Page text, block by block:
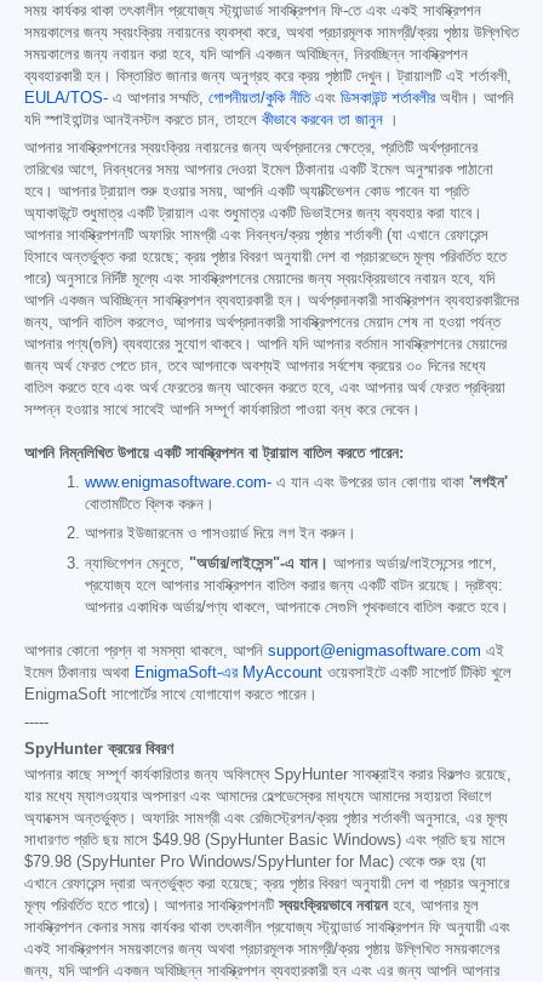
সময় কার্যকর থাকা তৎকালীন প্রযোজ্য স্ট্যান্ডার্ড সাবস্ক্রিপশন ফি-তে এবং একই সাবস্ক্রিপশন
সময়কালের জন্য স্বয়ংক্রিয় নবায়নের ব্যবস্থা করে, অথবা প্রচারমূলক সামগ্রী/ক্রয় পৃষ্ঠায় উল্লিখিত
সময়কালের জন্য নবায়ন করা হবে, যদি আপনি একজন অবিচ্ছিন্ন, নিরবচ্ছিন্ন সাবস্ক্রিপশন
ব্যবহারকারী হন। বিস্তারিত জানার জন্য অনুগ্রহ করে ক্রয় পৃষ্ঠাটি দেখুন। ট্রায়ালটি এই শর্তাবলী,
EULA/TOS- এ আপনার সম্মতি, গোপনীয়তা/কুকি নীতিএবং ডিসকাউন্ট শর্তাবলীর অধীন। আপনি
যদি স্পাইহান্টার আনইনস্টল করতে চান, তাহলে কীভাবে করবেন তা জানুন ।
আপনার সাবস্ক্রিপশনের স্বয়ংক্রিয় নবায়নের জন্য অর্থপ্রদানের ক্ষেত্রে, প্রতিটি অর্থপ্রদানের
তারিখের আগে, নিবন্ধনের সময় আপনার দেওয়া ইমেল ঠিকানায় একটি ইমেল অনুস্মারক পাঠানো
হবে। আপনার ট্রায়াল শুরু হওয়ার সময়, আপনি একটি অ্যাক্টিভেশন কোড পাবেন যা প্রতি
অ্যাকাউন্টে শুধুমাত্র একটি ট্রায়াল এবং শুধুমাত্র একটি ডিভাইসের জন্য ব্যবহার করা যাবে।
আপনার সাবস্ক্রিপশনটি অফারিং সামগ্রী এবং নিবন্ধন/ক্রয় পৃষ্ঠার শর্তাবলী (যা এখানে রেফারেন্স
হিসাবে অন্তর্ভুক্ত করা হয়েছে; ক্রয় পৃষ্ঠার বিবরণ অনুযায়ী দেশ বা প্রচারভেদে মূল্য পরিবর্তিত হতে
পারে) অনুসারে নির্দিষ্ট মূল্যে এবং সাবস্ক্রিপশনের মেয়াদের জন্য স্বয়ংক্রিয়ভাবে নবায়ন হবে, যদি
আপনি একজন অবিচ্ছিন্ন সাবস্ক্রিপশন ব্যবহারকারী হন। অর্থপ্রদানকারী সাবস্ক্রিপশন ব্যবহারকারীদের
জন্য, আপনি বাতিল করলেও, আপনার অর্থপ্রদানকারী সাবস্ক্রিপশনের মেয়াদ শেষ না হওয়া পর্যন্ত
আপনার পণ্য(গুলি) ব্যবহারের সুযোগ থাকবে। আপনি যদি আপনার বর্তমান সাবস্ক্রিপশনের মেয়াদের
জন্য অর্থ ফেরত পেতে চান, তবে আপনাকে অবশ্যই আপনার সর্বশেষ ক্রয়ের ৩০ দিনের মধ্যে
বাতিল করতে হবে এবং অর্থ ফেরতের জন্য আবেদন করতে হবে, এবং আপনার অর্থ ফেরত প্রক্রিয়া
সম্পন্ন হওয়ার সাথে সাথেই আপনি সম্পূর্ণ কার্যকারিতা পাওয়া বন্ধ করে দেবেন।
আপনি নিম্নলিখিত উপায়ে একটি সাবস্ক্রিপশন বা ট্রায়াল বাতিল করতে পারেন:
www.enigmasoftware.com- এ যান এবং উপরের ডান কোণায় থাকা 'লগইন'
বোতামটিতে ক্লিক করুন।
আপনার ইউজারনেম ও পাসওয়ার্ড দিয়ে লগ ইন করুন।
ন্যাভিগেশন মেনুতে, "অর্ডার/লাইসেন্স"-এ যান। আপনার অর্ডার/লাইসেন্সের পাশে,
প্রযোজ্য হলে আপনার সাবস্ক্রিপশন বাতিল করার জন্য একটি বাটন রয়েছে। দ্রষ্টব্য:
আপনার একাধিক অর্ডার/পণ্য থাকলে, আপনাকে সেগুলি পৃথকভাবে বাতিল করতে হবে।
আপনার কোনো প্রশ্ন বা সমস্যা থাকলে, আপনি support@enigmasoftware.com এই
ইমেল ঠিকানায় অথবা EnigmaSoft-এর MyAccount ওয়েবসাইটে একটি সাপোর্ট টিকিট খুলে
EnigmaSoft সাপোর্টের সাথে যোগাযোগ করতে পারেন।
-----
SpyHunter ক্রয়ের বিবরণ
আপনার কাছে সম্পূর্ণ কার্যকারিতার জন্য অবিলম্বে SpyHunter সাবস্ক্রাইব করার বিকল্পও রয়েছে,
যার মধ্যে ম্যালওয়্যার অপসারণ এবং আমাদের হেল্পডেস্কের মাধ্যমে আমাদের সহায়তা বিভাগে
অ্যাক্সেস অন্তর্ভুক্ত। অফারিং সামগ্রী এবং রেজিস্ট্রেশন/ক্রয় পৃষ্ঠার শর্তাবলী অনুসারে, এর মূল্য
সাধারণত প্রতি ছয় মাসে $49.98 (SpyHunter Basic Windows) এবং প্রতি ছয় মাসে
$79.98 (SpyHunter Pro Windows/SpyHunter for Mac) থেকে শুরু হয় (যা
এখানে রেফারেন্স দ্বারা অন্তর্ভুক্ত করা হয়েছে; ক্রয় পৃষ্ঠার বিবরণ অনুযায়ী দেশ বা প্রচার অনুসারে
মূল্য পরিবর্তিত হতে পারে)। আপনার সাবস্ক্রিপশনটিস্বয়ংক্রিয়ভাবে নবায়নহবে, আপনার মূল
সাবস্ক্রিপশন কেনার সময় কার্যকর থাকা তৎকালীন প্রযোজ্য স্ট্যান্ডার্ড সাবস্ক্রিপশন ফি অনুযায়ী এবং
একই সাবস্ক্রিপশন সময়কালের জন্য অথবা প্রচারমূলক সামগ্রী/ক্রয় পৃষ্ঠায় উল্লিখিত সময়কালের
জন্য, যদি আপনি একজন অবিচ্ছিন্ন সাবস্ক্রিপশন ব্যবহারকারী হন এবং এর জন্য আপনি আপনার